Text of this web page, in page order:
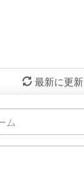
最新に更新